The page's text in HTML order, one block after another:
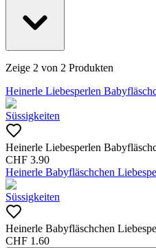
Zeige 2 von 2 Produkten
Heinerle Liebesperlen
Süssigkeiten
Heinerle Liebesperlen
CHF 3.90
Heinerle Babyfläschchen
Süssigkeiten
Heinerle Babyfläschchen
CHF 1.60